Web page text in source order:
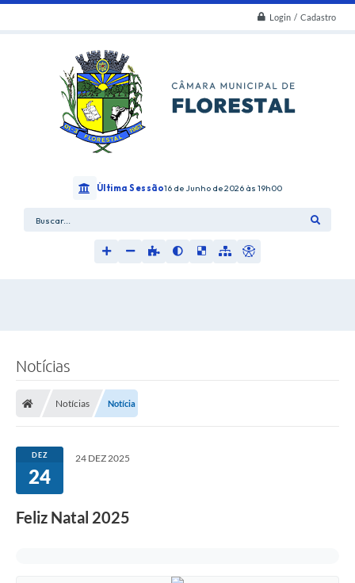
Login / Cadastro
Buscar...
Última Sessão16 de Junho de 2026 19h00
Notícias
Notícias Notícia
DEZ
24
24 DEZ 2025
Feliz Natal 2025